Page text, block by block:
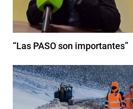
“Las PASO son importantes”